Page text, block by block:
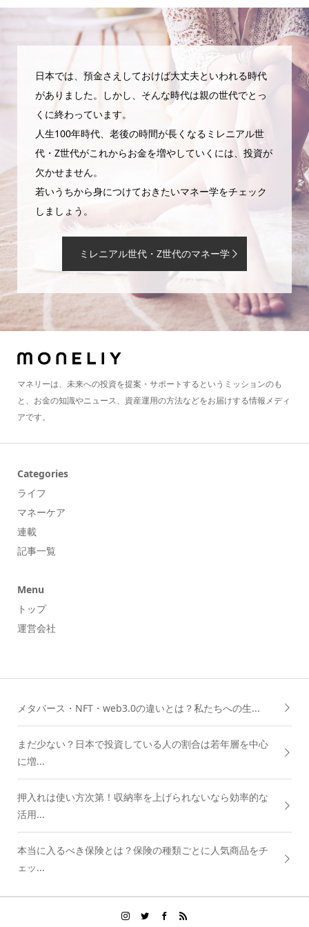
日本では、預金さえしておけば大丈夫といわれる時代
がありました。しかし、そんな時代は親の世代でとっ
くに終わっています。
人生100年時代、老後の時間が長くなるミレニアル世
代・Z世代がこれからお金を増やしていくには、投資が
欠かせません。
若いうちから身につけておきたいマネー学をチェック
しましょう。
ミレニアル世代・Z世代のマネー学
マネリーは、未来への投資を提案・サポートするというミッションのも
と、お金の知識やニュース、資産運用の方法などをお届けする情報メディ
アです。
Categories
ライフ
マネーケア
連載
記事一覧
Menu
トップ
運営会社
メタバース・NFT・web3.0の違いとは？私たちへの生...
まだ少ない？日本で投資している人の割合は若年層を中心
に増...
押入れは使い方次第！収納率を上げられないなら効率的な
活用...
本当に入るべき保険とは？保険の種類ごとに人気商品をチ
ェッ...